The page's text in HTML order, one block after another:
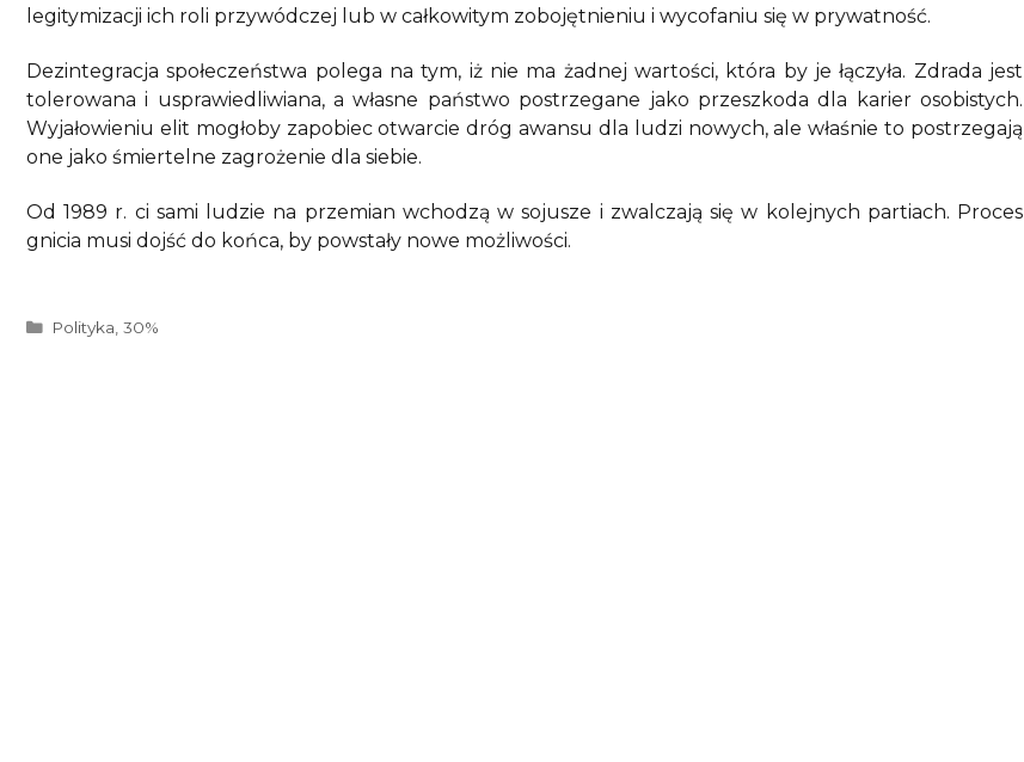
legitymizacji ich roli przywódczej lub w całkowitym zobojętnieniu i wycofaniu się w prywatność.
Dezintegracja społeczeństwa polega na tym, iż nie ma żadnej wartości, która by je łączyła. Zdrada jest
tolerowana i usprawiedliwiana, a własne państwo postrzegane jako przeszkoda dla karier osobistych.
Wyjałowieniu elit mogłoby zapobiec otwarcie dróg awansu dla ludzi nowych, ale właśnie to postrzegają
one jako śmiertelne zagrożenie dla siebie.
Od 1989 r. ci sami ludzie na przemian wchodzą w sojusze i zwalczają się w kolejnych partiach. Proces
gnicia musi dojść do końca, by powstały nowe możliwości.
Kategorie
Polityka ,30%